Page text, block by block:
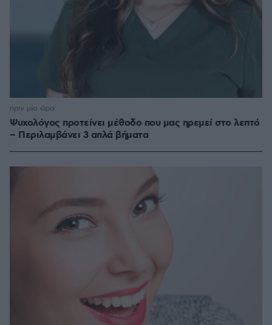
Ψυχολόγος προτείνει μέθοδο που μας ηρεμεί στο λεπτό
– Περιλαμβάνει 3 απλά βήματα
πριν μία ώρα